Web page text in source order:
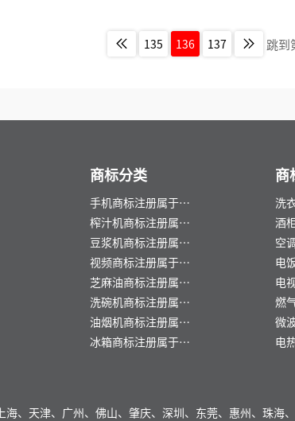
135 136 137 跳到
商标分类
手机商标注册属于哪
一类？
榨汁机商标注册属于
哪一类？
豆浆机商标注册属于
哪一类？
视频商标注册属于哪
一类？
芝麻油商标注册属于
哪一类？
洗碗机商标注册属于
哪一类？
油烟机商标注册属于
哪一类？
冰箱商标注册属于哪
商
洗
哪
酒
一
空
一
电
哪
电
类?
燃
哪
微
哪
电
海、天津、广州、佛山、肇庆、深圳、东莞、惠州、珠海